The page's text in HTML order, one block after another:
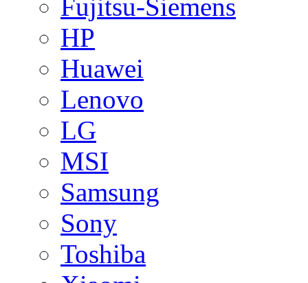
Fujitsu-Siemens
HP
Huawei
Lenovo
LG
MSI
Samsung
Sony
Toshiba